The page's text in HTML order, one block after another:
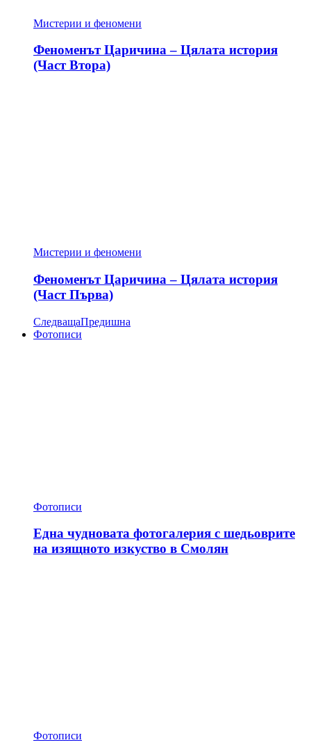
Мистерии и феномени
Феноменът Царичина – Цялата история
(Част Втора)
Мистерии и феномени
Феноменът Царичина – Цялата история
(Част Първа)
СледващаПредишна
Фотописи
Фотописи
Една чудновата фотогалерия с шедьоврите
на изящното изкуство в Смолян
Фотописи